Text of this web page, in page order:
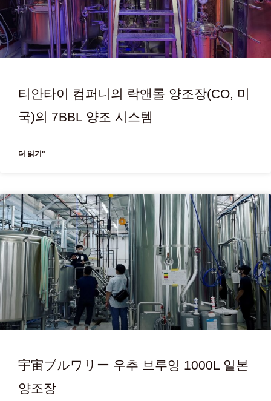
티안타이 컴퍼니의 락앤롤 양조장(CO, 미
국)의 7BBL 양조 시스템
더 읽기"
宇宙ブルワリー 우추 브루잉 1000L 일본
양조장